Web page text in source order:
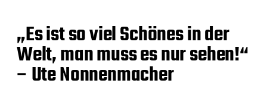
„Es ist so viel Schönes in der
Welt, man muss es nur sehen!“
– Ute Nonnenmacher